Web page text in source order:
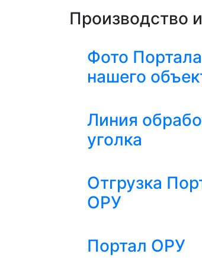
Производство
Фото
нашего
Линия
уголка
Отгрузка
ОРУ
Портал ОРУ